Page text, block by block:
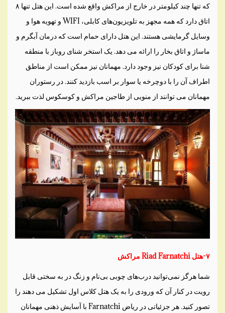
که تنها چند کیلومتر در خارج از مراکش واقع شده است. این هتل تنها ۸
اتاق دارد که همه مجهز به تلویزیون‌های کابلی، WIFI و تهویه هوا و
وسایل گرمایشی هستند. این هتل دارای حمام است که درمان آبگرم و
ماساژ و اتاق بخار را ارائه می دهد. یک استخر شنای روباز با منطقه
شنا برای کودکان نیز وجود دارد. مهمانان نیز ممکن است از مناطق
اطراف آن را با دوچرخه یا سوار بر اسب بازدید کنند. در رستوران
مهمانان می توانند از منویی از طاجین مراکش و کوسکوس لذت ببرید.
۷-هتل Riad Farnatchi مراکش
شما هرگز نمی‌توانید درب‌های چوبی بی‌نام و زنگ در به سختی قابل
رویت در کنار آن که ورودی را به یک هتل کلاس اول تشکیل می دهند را
تصور کنید. هر جزئیاتی در ریاض Farnatchi با آسایش ذهنی مهمانان